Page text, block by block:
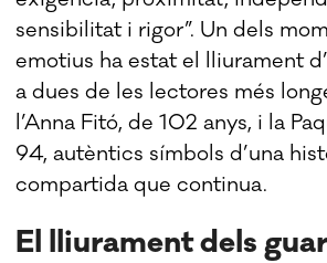
sensibilitat i rigor”. Un dels
emotius ha estat el lliurament
a dues de les lectores més
l’Anna Fitó, de 102 anys, i la
94, autèntics símbols d’una
compartida que continua.
El lliurament dels